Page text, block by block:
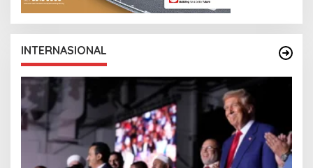
INTERNASIONAL